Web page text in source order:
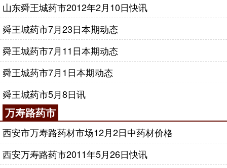
山东舜王城药市2012年2月10日快讯
舜王城药市7月23日本期动态
舜王城药市7月11日本期动态
舜王城药市7月1日本期动态
舜王城药市5月8日讯
万寿路药市
西安市万寿路药材市场12月2日中药材价格
西安万寿路药市2011年5月26日快讯